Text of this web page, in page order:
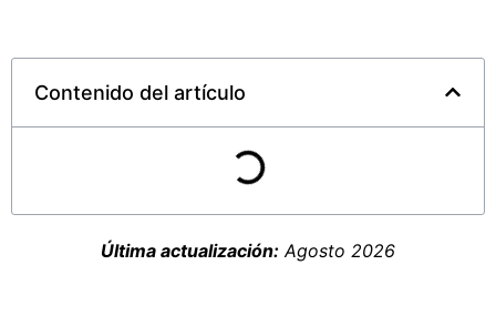
Contenido del artículo
Última actualización: Agosto 2026